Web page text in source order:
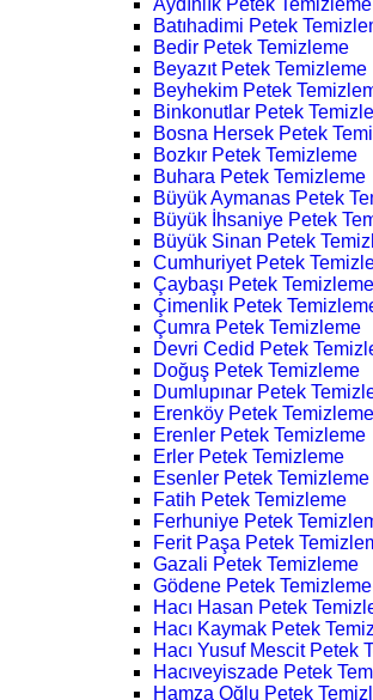
Aydınlık Petek Temizleme
Batıhadimi Petek
Bedir Petek Temizleme
Beyazıt Petek Temizleme
Beyhekim Petek
Binkonutlar Petek
Bosna Hersek Petek
Bozkır Petek Temizleme
Buhara Petek Temizleme
Büyük Aymanas Petek
Büyük İhsaniye Petek
Büyük Sinan Petek
Cumhuriyet Petek
Çaybaşı Petek Temizleme
Çimenlik Petek
Çumra Petek Temizleme
Devri Cedid Petek
Doğuş Petek Temizleme
Dumlupınar Petek
Erenköy Petek Temizleme
Erenler Petek Temizleme
Erler Petek Temizleme
Esenler Petek Temizleme
Fatih Petek Temizleme
Ferhuniye Petek
Ferit Paşa Petek
Gazali Petek Temizleme
Gödene Petek Temizleme
Hacı Hasan Petek
Hacı Kaymak Petek
Hacı Yusuf Mescit Petek
Hacıveyiszade Petek
Hamza Oğlu Petek